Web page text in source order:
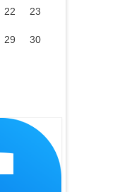
22 23
29 30